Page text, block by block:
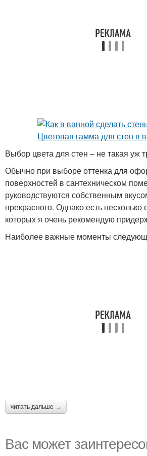
Выбор цвета для стен – не такая уж
Обычно при выборе оттенка для
поверхностей в сантехническом
руководствуются собственным
прекрасного. Однако есть
которых я очень рекомендую
Наиболее важные моменты
читать дальше →
Вас может